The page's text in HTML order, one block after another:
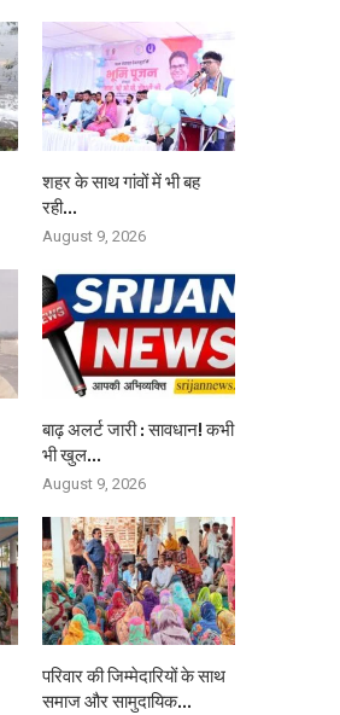
शहर के साथ गांवों में भी बह
रही...
August 9, 2026
बाढ़ अलर्ट जारी : सावधान! कभी
भी खुल...
August 9, 2026
परिवार की जिम्मेदारियों के साथ
समाज और सामुदायिक...